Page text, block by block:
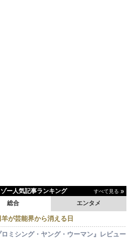
ー人気記事ランキング すべて見る
エンタメ
総合
が芸能界から消える日
ロミシング・ヤング・ウーマン』レビュー